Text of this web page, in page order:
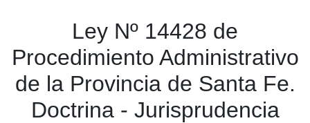
Ley Nº 14428 de
Procedimiento Administrativo
de la Provincia de Santa Fe.
Doctrina - Jurisprudencia